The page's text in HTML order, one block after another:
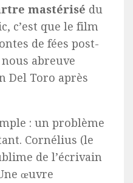
mastérisé du
c’est que le film
de fées post-
abreuve
Del Toro après
: un problème
Cornélius (le
de l’écrivain
œuvre